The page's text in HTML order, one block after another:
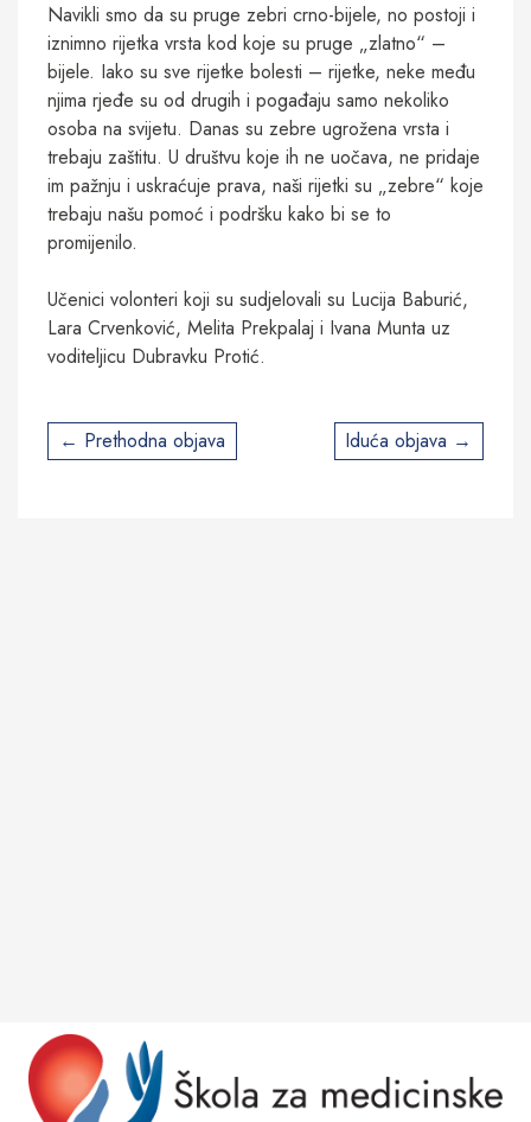
Navikli smo da su pruge zebri crno-bijele, no postoji i
iznimno rijetka vrsta kod koje su pruge „zlatno“ –
bijele. Iako su sve rijetke bolesti – rijetke, neke među
njima rjeđe su od drugih i pogađaju samo nekoliko
osoba na svijetu. Danas su zebre ugrožena vrsta i
trebaju zaštitu. U društvu koje ih ne uočava, ne pridaje
im pažnju i uskraćuje prava, naši rijetki su „zebre“ koje
trebaju našu pomoć i podršku kako bi se to
promijenilo.
Učenici volonteri koji su sudjelovali su Lucija Baburić,
Lara Crvenković, Melita Prekpalaj i Ivana Munta uz
voditeljicu Dubravku Protić.
Post
navigation
Prethodna objava Iduća objava